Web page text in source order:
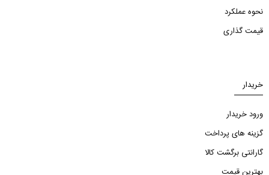
نحوه عملکرد
قیمت گذاری
خریدار
ورود خریدار
گزینه های پرداخت
گارانتی برگشت کالا
بهترین قیمت